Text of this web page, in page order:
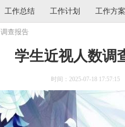
工作总结 工作计划 工作方案
调查报告
学生近视人数调
时间：2025-07-18 17:57:15